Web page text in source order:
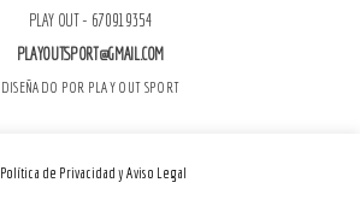
PLAY OUT - 670919354
PLAYOUTSPORT@GMAIL.COM
DISEÑADO POR PLAY OUT SPORT
Política de Privacidad y Aviso Legal